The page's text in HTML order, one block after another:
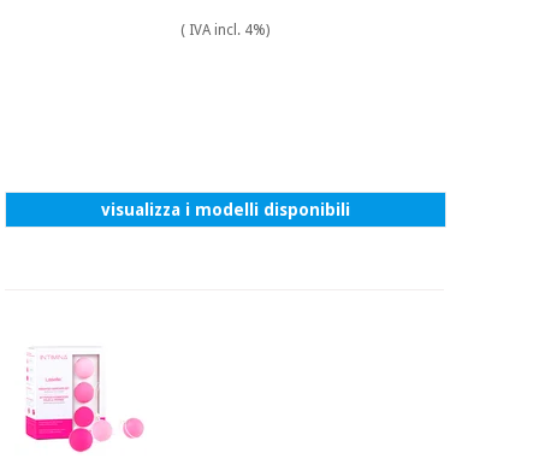
( IVA incl. 4%)
visualizza i modelli disponibili